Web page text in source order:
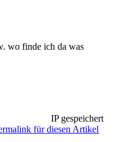
wo finde ich da was
IP gespeichert
für diesen Artikel